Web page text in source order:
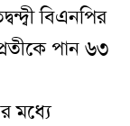
বিএনপির
পান ৬৩
মধ্যে